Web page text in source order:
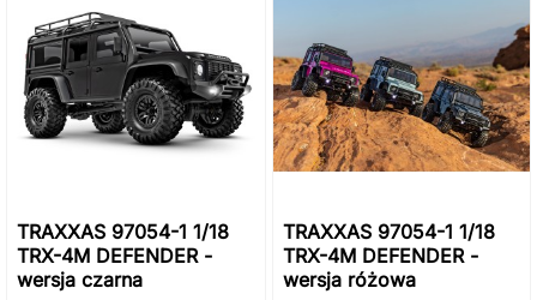
TRAXXAS 97054-1 1/18
TRX-4M DEFENDER -
wersja czarna
TRAXXAS 97054-1 1/18
TRX-4M DEFENDER -
wersja różowa